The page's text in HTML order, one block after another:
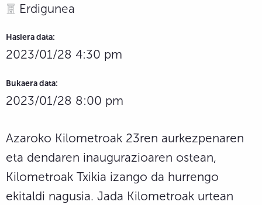
Erdigunea
Hasiera data:
2023/01/28 4:30 pm
Bukaera data:
2023/01/28 8:00 pm
Azaroko Kilometroak 23ren aurkezpenaren
eta dendaren inaugurazioaren ostean,
Kilometroak Txikia izango da hurrengo
ekitaldi nagusia. Jada Kilometroak urtean